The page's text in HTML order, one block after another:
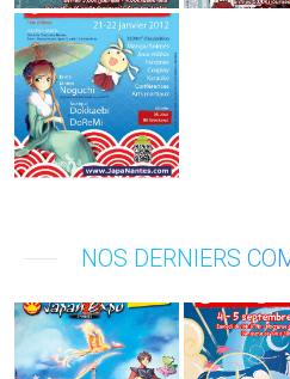
NOS DERNIERS